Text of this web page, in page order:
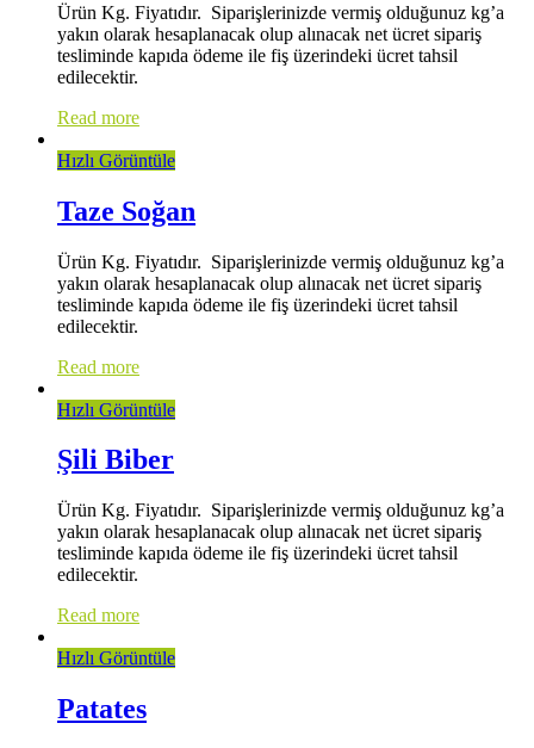
Ürün Kg. Fiyatıdır. Siparişlerinizde vermiş olduğunuz kg’a
yakın olarak hesaplanacak olup alınacak net ücret sipariş
tesliminde kapıda ödeme ile fiş üzerindeki ücret tahsil
edilecektir.
Read more
Hızlı Görüntüle
Taze Soğan
Ürün Kg. Fiyatıdır. Siparişlerinizde vermiş olduğunuz kg’a
yakın olarak hesaplanacak olup alınacak net ücret sipariş
tesliminde kapıda ödeme ile fiş üzerindeki ücret tahsil
edilecektir.
Read more
Hızlı Görüntüle
Şili Biber
Ürün Kg. Fiyatıdır. Siparişlerinizde vermiş olduğunuz kg’a
yakın olarak hesaplanacak olup alınacak net ücret sipariş
tesliminde kapıda ödeme ile fiş üzerindeki ücret tahsil
edilecektir.
Read more
Hızlı Görüntüle
Patates